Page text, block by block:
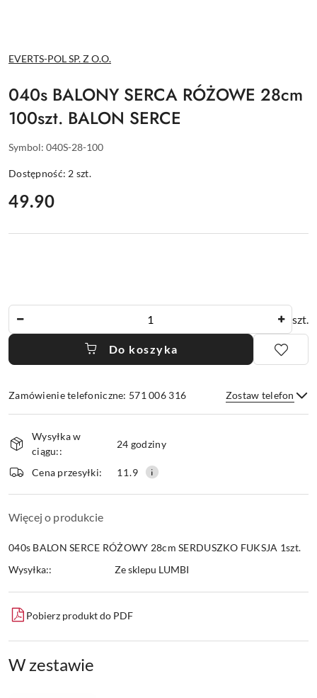
NAZWA
PRODUCENTA:
EVERTS-POL SP. Z O.O.
040s BALONY SERCA RÓŻOWE 28cm
100szt. BALON SERCE
Symbol: 040S-28-100
Dostępność: 2 szt.
cena:
49.90
szt.
Do koszyka
Zamówienie telefoniczne: 571 006 316 Zostaw telefon
i
dostawa
Wysyłka w
ciągu::
24 godziny
Cena przesyłki: 11.9
Więcej o produkcie
040s BALON SERCE RÓŻOWY 28cm SERDUSZKO FUKSJA 1szt.
Wysyłka::
Ze sklepu LUMBI
Pobierz produkt do PDF
W zestawie